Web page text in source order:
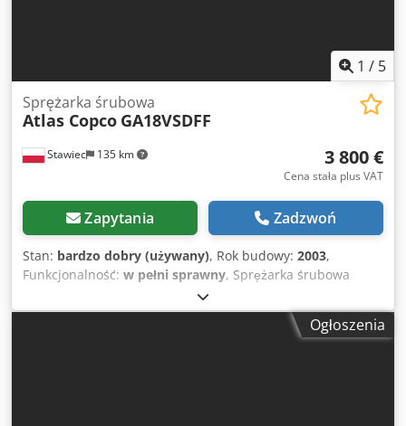
1 / 5
Stawiec 135 km
Sprężarka śrubowa
Atlas Copco GA18VSDFF
3 800 €
Cena stała plus VAT
Zapytania Zadzwoń
Stan: bardzo dobry (używany), Rok budowy: 2003,
Funkcjonalność: w pełni sprawny, Sprężarka śrubowa
ATLAS COPCO GA18VSDFF maszyna z falownikiem i
osuszaczem powietrza po serwisie Dane techniczne:
wydajność: 3,24 m3/min; silnik o mocy 18,5 KW,; ciśnienie
Ogłoszenia